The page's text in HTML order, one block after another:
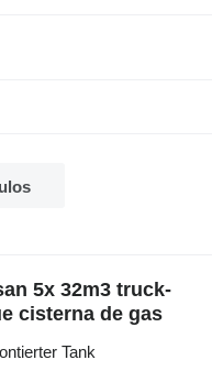
5x 32m3 truck-
cisterna de gas
Tank